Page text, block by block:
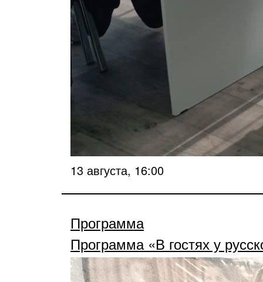
13 августа, 16:00
Программа
Программа «В гостях у